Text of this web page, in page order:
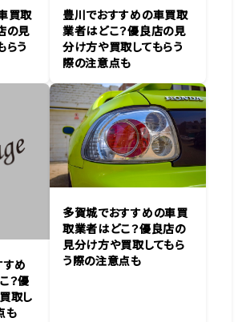
買取
の見
らう
豊川でおすすめの車買取
業者はどこ？優良店の見
分け方や買取してもらう
際の注意点も
すめ
？優
取し
も
多賀城でおすすめの車買
取業者はどこ？優良店の
見分け方や買取してもら
う際の注意点も